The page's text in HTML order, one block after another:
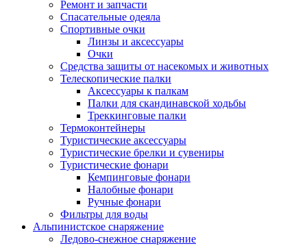
Ремонт и запчасти
Спасательные одеяла
Спортивные очки
Линзы и аксессуары
Очки
Средства защиты от насекомых и животных
Телескопические палки
Аксессуары к палкам
Палки для скандинавской ходьбы
Треккинговые палки
Термоконтейнеры
Туристические аксессуары
Туристические брелки и сувениры
Туристические фонари
Кемпинговые фонари
Налобные фонари
Ручные фонари
Фильтры для воды
Альпинистское снаряжение
Ледово-снежное снаряжение